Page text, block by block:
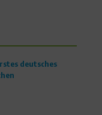
deutsches